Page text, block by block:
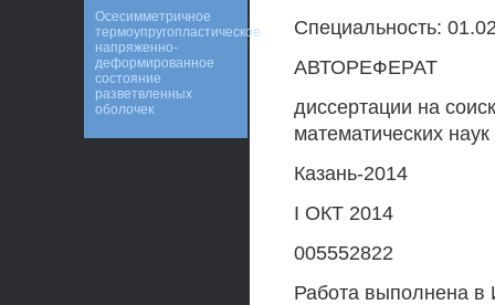
Специальность:
АВТОРЕФЕРАТ
диссертации на
математических наук
Казань-2014
I ОКТ 2014
005552822
Работа выполнена в
Осесимметричное
термоупругопластическое
напряженно-
деформированное
состояние
разветвленных
оболочек